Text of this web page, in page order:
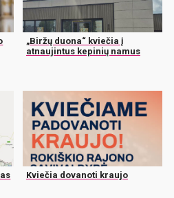
„Biržų duona“ kviečia į
atnaujintus kepinių namus
Kviečia dovanoti kraujo